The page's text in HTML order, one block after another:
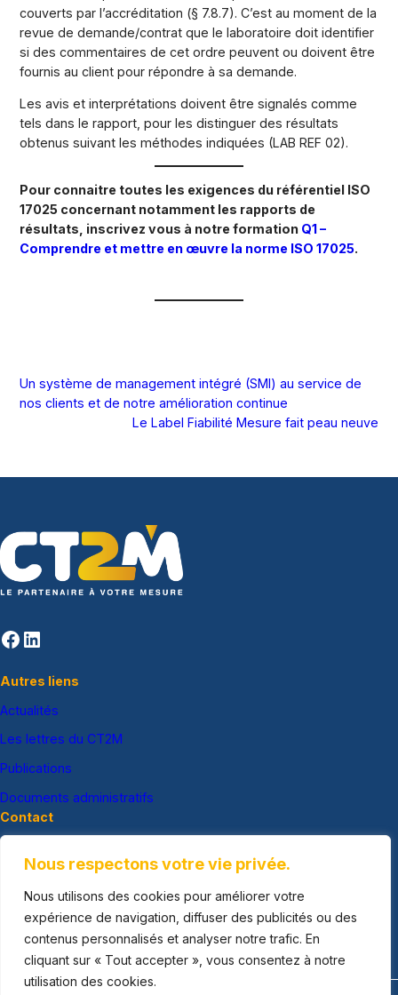
Nous respectons votre vie privée.
Nous utilisons des cookies pour améliorer votre
expérience de navigation, diffuser des publicités ou des
contenus personnalisés et analyser notre trafic. En
cliquant sur « Tout accepter », vous consentez à notre
utilisation des cookies.
couverts par l’accréditation (§ 7.8.7). C’est au moment de la
revue de demande/contrat que le laboratoire doit identifier
si des commentaires de cet ordre peuvent ou doivent être
fournis au client pour répondre à sa demande.
Les avis et interprétations doivent être signalés comme
tels dans le rapport, pour les distinguer des résultats
obtenus suivant les méthodes indiquées (LAB REF 02).
Pour connaitre toutes les exigences du référentiel ISO
17025 concernant notamment les rapports de
résultats, inscrivez vous à notre formation Q1 –
Comprendre et mettre en œuvre la norme ISO 17025.
Un système de management intégré (SMI) au service de
nos clients et de notre amélioration continue
Le Label Fiabilité Mesure fait peau neuve
Facebook LinkedIn
Autres liens
Actualités
Les lettres du CT2M
Publications
Documents administratifs
Contact
ct2m@ct2m.fr
CT2M
Centre des Creusets
Route de Lançon
13250 SAINT-CHAMAS